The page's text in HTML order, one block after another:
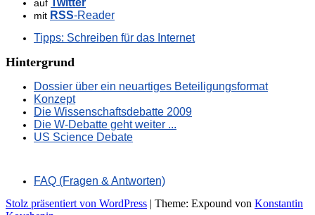
auf
mit RSS-Reader
Tipps: Schreiben für das Internet
Hintergrund
Dossier über ein neuartiges Beteiligungsformat
Konzept
Die Wissenschaftsdebatte 2009
Die W-Debatte geht weiter ...
US Science Debate
FAQ (Fragen & Antworten)
Stolz präsentiert von WordPress | Theme: Expound von Konstantin